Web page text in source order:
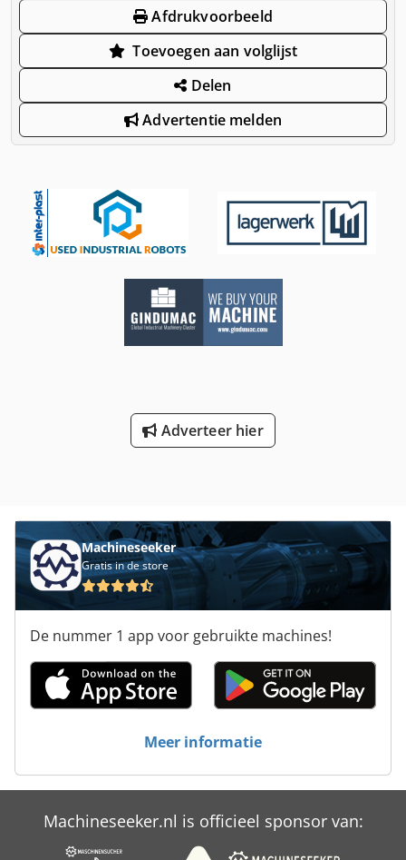
Afdrukvoorbeeld
Toevoegen aan volglijst
Delen
Advertentie melden
Adverteer hier
Machineseeker
Gratis in de store
De nummer 1 app voor gebruikte machines!
Meer informatie
Machineseeker.nl is officieel sponsor van: